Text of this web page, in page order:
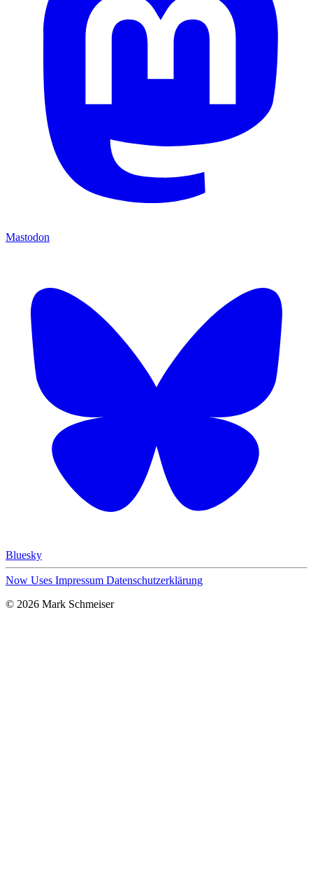
Mastodon
Bluesky
Now Uses Impressum Datenschutzerklärung
© 2026 Mark Schmeiser